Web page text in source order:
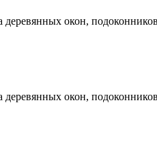
окон,
окон,